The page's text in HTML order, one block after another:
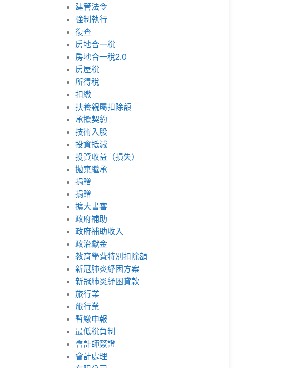
建管法令
強制執行
復查
房地合一稅
房地合一稅2.0
房屋稅
所得稅
扣繳
扶養親屬扣除額
承攬契約
技術入股
投資抵減
投資收益（損失）
拋棄繼承
捐贈
捐贈
擴大書審
政府補助
政府補助收入
政治獻金
教育學費特別扣除額
新冠肺炎紓困方案
新冠肺炎紓困貸款
旅行業
旅行業
暫繳申報
最低稅負制
會計師簽證
會計處理